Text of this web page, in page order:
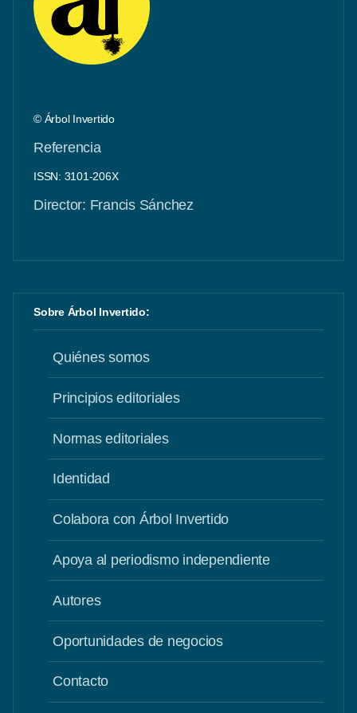
© Árbol Invertido
Referencia
ISSN: 3101-206X
Director: Francis Sánchez
Sobre Árbol Invertido:
Quiénes somos
Principios editoriales
Normas editoriales
Identidad
Colabora con Árbol Invertido
Apoya al periodismo independiente
Autores
Oportunidades de negocios
Contacto